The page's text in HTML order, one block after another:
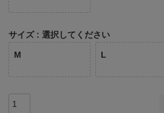
サイズ 選択してください
M L